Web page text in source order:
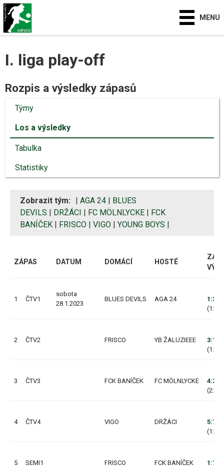
MENU
I. liga play-off
Rozpis a výsledky zápasů
Týmy
Los a výsledky
Tabulka
Statistiky
Zobrazit tým: AGA 24
BLUES
DEVILS
DRŽÁCI FC MÖLNLYCKE
FCK
BANÍČEK
FRISCO VIGO YOUNG BOYS
ZÁPAS DATUM DOMÁCÍ HOSTÉ
1 ČTV1
sobota
28.1.2023
BLUES DEVILS AGA 24
1:3
(1:1,
2 ČTV2 FRISCO YB ŽALUZIEEE
3:1
(1:0,
3 ČTV3 FCK BANÍČEK FC MÖLNLYCKE
4:2
(2:0,
4 ČTV4 VIGO DRŽÁCI
5:7
(1:4,
5 SEMI1 FRISCO FCK BANÍČEK
1:7